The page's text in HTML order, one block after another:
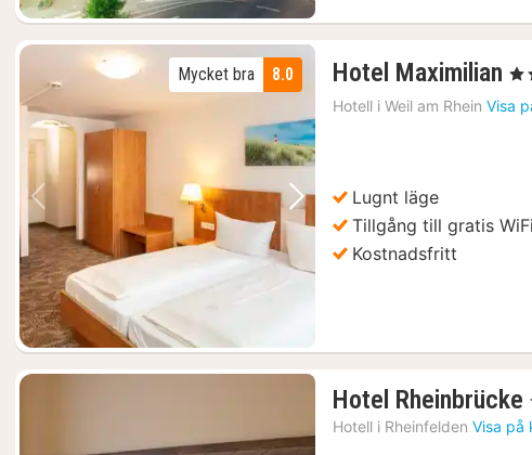
Föregående bild Nästa bild
8.0
Mycket bra Hotel Maximilian 1
, 3
Hotell i Weil am Rhein Visa
Lugnt läge
Tillgång till gratis WiFi
Kostnadsfritt
Hotel Rheinbrücke
Hotell i Rheinfelden Visa på